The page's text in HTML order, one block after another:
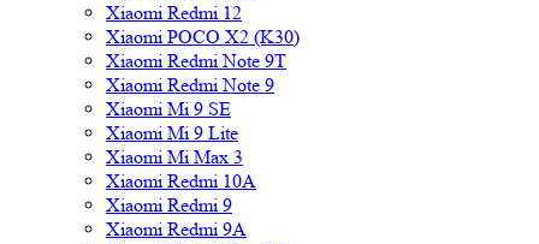
Xiaomi Redmi 12
Xiaomi POCO X2 (K30)
Xiaomi Redmi Note 9T
Xiaomi Redmi Note 9
Xiaomi Mi 9 SE
Xiaomi Mi 9 Lite
Xiaomi Mi Max 3
Xiaomi Redmi 10A
Xiaomi Redmi 9
Xiaomi Redmi 9A